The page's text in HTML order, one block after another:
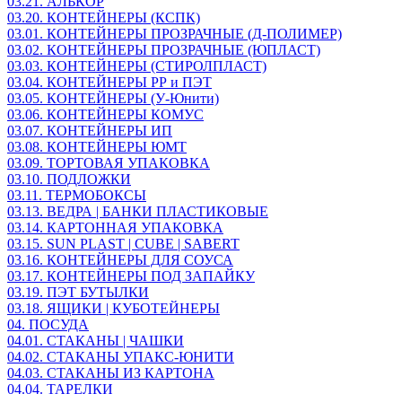
03.20. КОНТЕЙНЕРЫ (КСПК)
03.01. КОНТЕЙНЕРЫ ПРОЗРАЧНЫЕ (Д-ПОЛИМЕР)
03.02. КОНТЕЙНЕРЫ ПРОЗРАЧНЫЕ (ЮПЛАСТ)
03.03. КОНТЕЙНЕРЫ (СТИРОЛПЛАСТ)
03.04. КОНТЕЙНЕРЫ РР и ПЭТ
03.05. КОНТЕЙНЕРЫ (У-Юнити)
03.06. КОНТЕЙНЕРЫ КОМУС
03.07. КОНТЕЙНЕРЫ ИП
03.08. КОНТЕЙНЕРЫ ЮМТ
03.09. ТОРТОВАЯ УПАКОВКА
03.10. ПОДЛОЖКИ
03.11. ТЕРМОБОКСЫ
03.13. ВЕДРА | БАНКИ ПЛАСТИКОВЫЕ
03.14. КАРТОННАЯ УПАКОВКА
03.15. SUN PLAST | CUBE | SABERT
03.16. КОНТЕЙНЕРЫ ДЛЯ СОУСА
03.17. КОНТЕЙНЕРЫ ПОД ЗАПАЙКУ
03.19. ПЭТ БУТЫЛКИ
03.18. ЯЩИКИ | КУБОТЕЙНЕРЫ
04. ПОСУДА
04.01. СТАКАНЫ | ЧАШКИ
04.02. СТАКАНЫ УПАКС-ЮНИТИ
04.03. СТАКАНЫ ИЗ КАРТОНА
04.04. ТАРЕЛКИ